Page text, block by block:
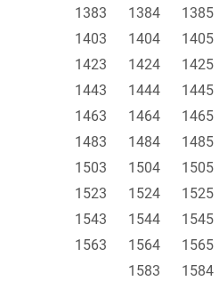
1383
1384 1385
1403
1404 1405
1423
1424 1425
1443
1444 1445
1463
1464 1465
1483
1484 1485
1503
1504 1505
1523
1524 1525
1543
1544 1545
1563
1564 1565
1583
1584